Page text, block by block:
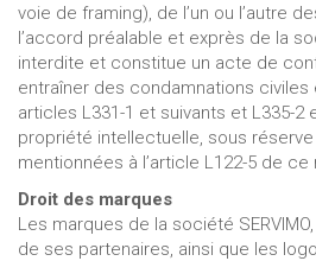
voie de framing), de l’un ou l’autre
l’accord préalable et exprès de la
interdite et constitue un acte de
entraîner des condamnations
articles L331-1 et suivants et L335-2
propriété intellectuelle, sous
mentionnées à l’article L122-5 de
Droit des marques
Les marques de la société
de ses partenaires, ainsi que les